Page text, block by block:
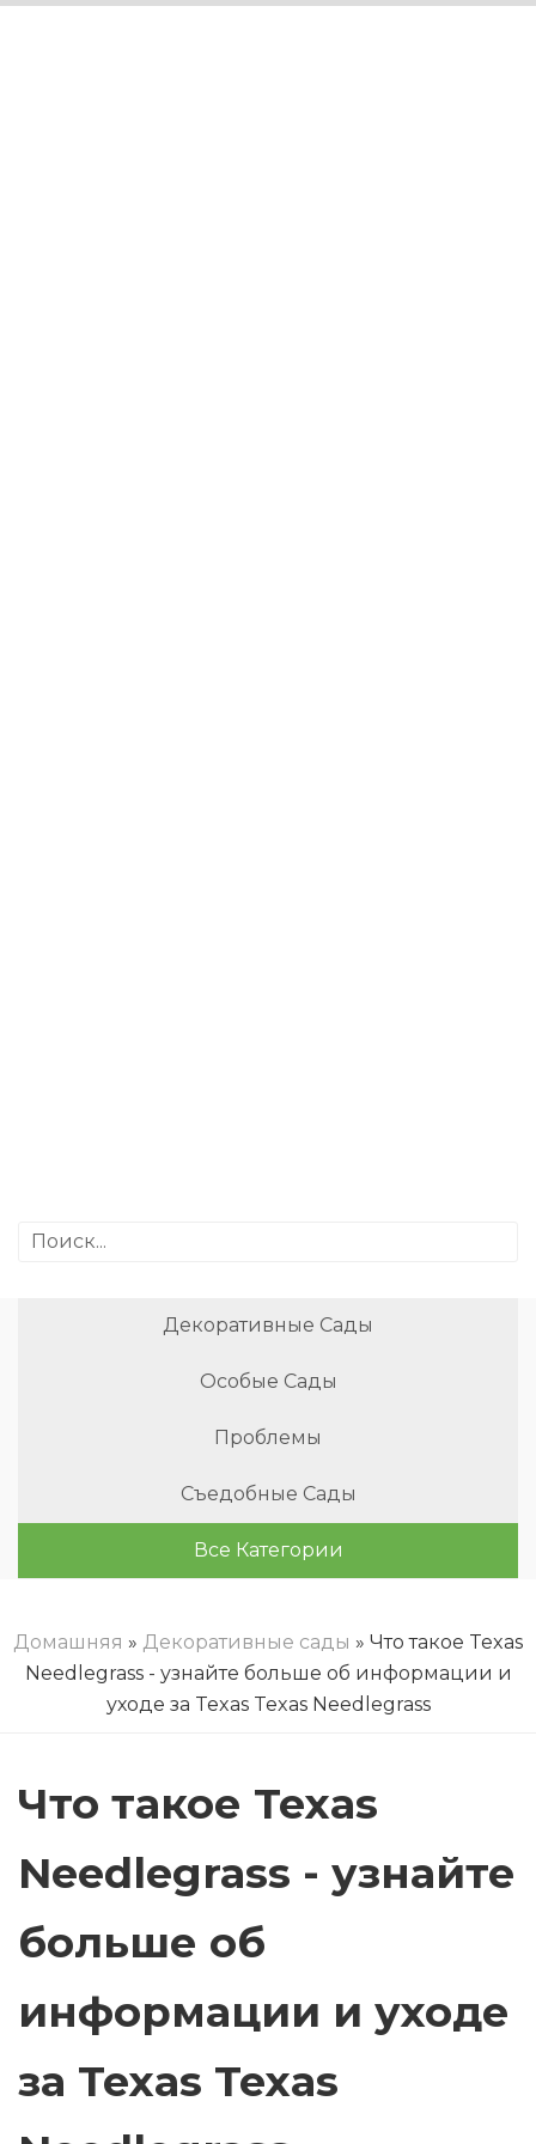
Декоративные Сады
Особые Сады
Проблемы
Съедобные Сады
Все Категории
Домашняя » Декоративные сады » Что такое Texas
Needlegrass - узнайте больше об информации и
уходе за Texas Texas Needlegrass
Что такое Texas
Needlegrass - узнайте
больше об
информации и уходе
за Texas Texas